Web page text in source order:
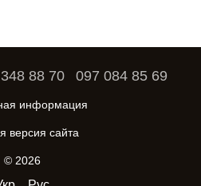
88 70 097 084 85 69
информация
версия сайта
© 2026